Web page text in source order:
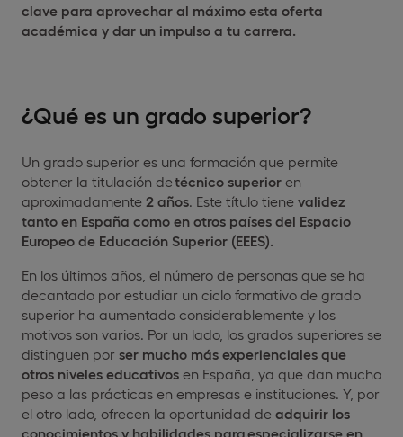
clave para aprovechar al máximo esta oferta
académica y dar un impulso a tu carrera.
¿Qué es un grado superior?
Un grado superior es una formación que permite
obtener la titulación detécnico superior en
aproximadamente 2 años . Este título tiene validez
tanto en España como en otros países del Espacio
Europeo de Educación Superior (EEES).
En los últimos años, el número de personas que se ha
decantado por estudiar un ciclo formativo de grado
superior ha aumentado considerablemente y los
motivos son varios. Por un lado, los grados superiores se
distinguen por ser mucho más experienciales que
otros niveles educativos en España, ya que dan mucho
peso a las prácticas en empresas e instituciones. Y, por
el otro lado, ofrecen la oportunidad de adquirir los
conocimientos y habilidades para especializarse en